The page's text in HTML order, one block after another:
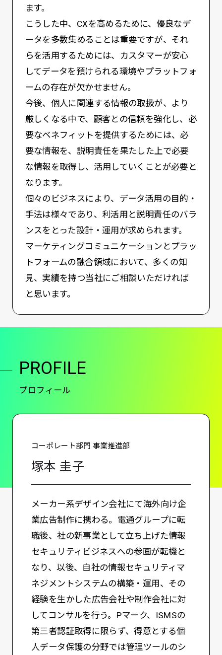
ます。
こうした中、CXを高めるために、優良なデ
ータを多数集めることは重要ですが、それ
らを活用するためには、カスタマーが安心
してデータを預けられる環境やプラットフォ
ームの存在が欠かせません。
今後、個人に関連する情報の取扱が、より
厳しくなる中で、顧客との信頼を強化し、必
要なベネフィットを提供するためには、必
要な情報を、説明責任を果たした上で必要
な情報を取得し、活用していくことが必要と
なります。
個々のビジネスにより、データ活用の目的・
手法は様々であり、利活用と説明責任のバラ
ンスをとった設計・運用が求められます。
マーケティングコミュニケーションとプラッ
トフォームの融合領域において、多くの知
見、実績を持つ当社にご相談いただければ
と思います。
PROFILE
プロフィール
塚本 圭子
コーポレート部門 事業推進部
メーカー系デザイン会社にて海外向け企
業広告制作に携わる。電通グループに転
職後、社の新事業として立ち上げた情報
セキュリティビジネスへの参画が転機と
なり、以後、自社の情報セキュリティマ
ネジメントシステムの構築・運用、その
経験を生かした広告会社や制作会社に対
してコンサルを行う。Pマーク、ISMSの
第三者認証取得に限らず、得意とする個
人データ保護の分野では管理ツールのシ